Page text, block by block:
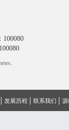
发展历程 联系我们